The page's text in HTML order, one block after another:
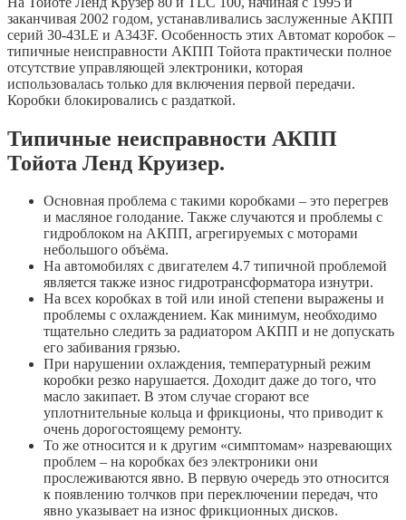
заканчивая 2002 годом, устанавливались заслуженные АКПП
серий 30-43LE и A343F. Особенность этих Автомат коробок –
типичные неисправности АКПП Тойота практически полное
отсутствие управляющей электроники, которая
использовалась только для включения первой передачи.
Коробки блокировались с раздаткой.
Типичные неисправности АКПП
Тойота Ленд Круизер.
Основная проблема с такими коробками – это перегрев
и масляное голодание. Также случаются и проблемы с
гидроблоком на АКПП, агрегируемых с моторами
небольшого объёма.
На автомобилях с двигателем 4.7 типичной проблемой
является также износ гидротрансформатора изнутри.
На всех коробках в той или иной степени выражены и
проблемы с охлаждением. Как минимум, необходимо
тщательно следить за радиатором АКПП и не допускать
его забивания грязью.
При нарушении охлаждения, температурный режим
коробки резко нарушается. Доходит даже до того, что
масло закипает. В этом случае сгорают все
уплотнительные кольца и фрикционы, что приводит к
очень дорогостоящему ремонту.
То же относится и к другим «симптомам» назревающих
проблем – на коробках без электроники они
прослеживаются явно. В первую очередь это относится
к появлению толчков при переключении передач, что
явно указывает на износ фрикционных дисков.